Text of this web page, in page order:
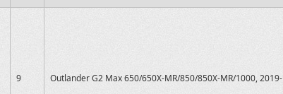
9 Outlander G2 Max 650/650X-MR/850/850X-MR/1000, 2019-